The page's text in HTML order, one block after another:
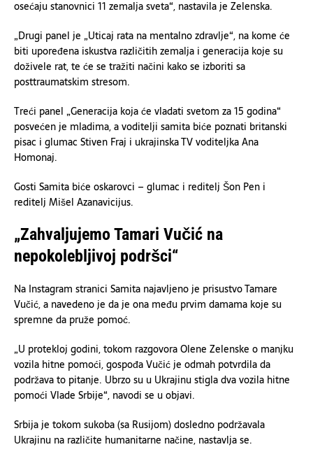
osećaju stanovnici 11 zemalja sveta“, nastavila je Zelenska.
„Drugi panel je „Uticaj rata na mentalno zdravlje“, na kome će
biti upoređena iskustva različitih zemalja i generacija koje su
doživele rat, te će se tražiti načini kako se izboriti sa
posttraumatskim stresom.
Treći panel „Generacija koja će vladati svetom za 15 godina“
posvećen je mladima, a voditelji samita biće poznati britanski
pisac i glumac Stiven Fraj i ukrajinska TV voditeljka Ana
Homonaj.
Gosti Samita biće oskarovci – glumac i reditelj Šon Pen i
reditelj Mišel Azanavicijus.
„Zahvaljujemo Tamari Vučić na
nepokolebljivoj podršci“
Na Instagram stranici Samita najavljeno je prisustvo Tamare
Vučić, a navedeno je da je ona među prvim damama koje su
spremne da pruže pomoć.
„U protekloj godini, tokom razgovora Olene Zelenske o manjku
vozila hitne pomoći, gospođa Vučić je odmah potvrdila da
podržava to pitanje. Ubrzo su u Ukrajinu stigla dva vozila hitne
pomoći Vlade Srbije“, navodi se u objavi.
Srbija je tokom sukoba (sa Rusijom) dosledno podržavala
Ukrajinu na različite humanitarne načine, nastavlja se.